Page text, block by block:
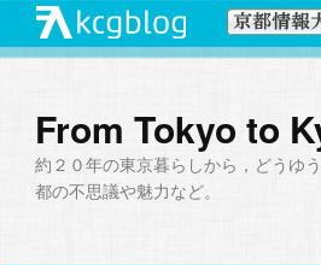
From Tokyo to
約２０年の東京暮らしから，どうゆ
都の不思議や魅力など。